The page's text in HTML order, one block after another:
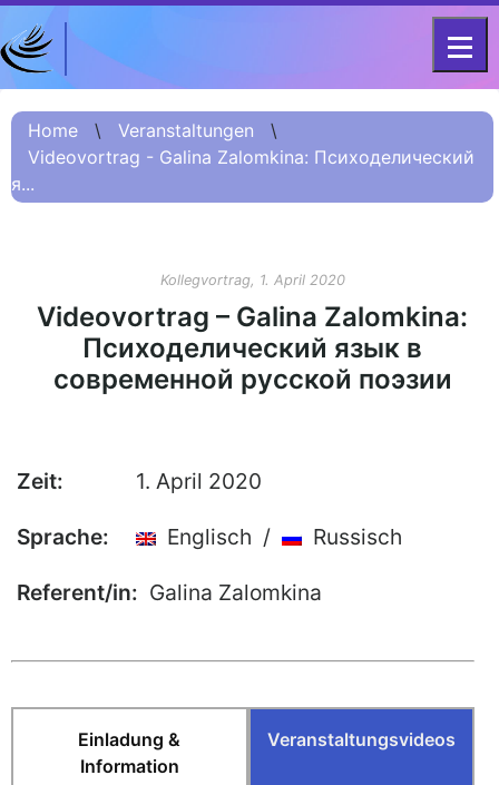
Home
Projekt
Kurzinformation
О проекте (Beschreibung
Russisch)
项目简介 (Beschreibung
Chinesisch)
Team
Veranstaltungsarchiv
Publikationen
Internationale Zeitschrift für
Kulturkomparatistik
DFG-KOLLEG-FORSCHUNGSGRUPPE
FOR 2603 2017 – 2023
Home \ Veranstaltungen
\
Videovortrag - Galina Zalomkina: Психоделический
я...
Kollegvortrag, 1. April 2020
Videovortrag – Galina Zalomkina:
Психоделический язык в
современной русской поэзии
Zeit: 1. April 2020
Sprache: Englisch / Russisch
Referent/in: Galina Zalomkina
Einladung &
Information
Veranstaltungsvideos